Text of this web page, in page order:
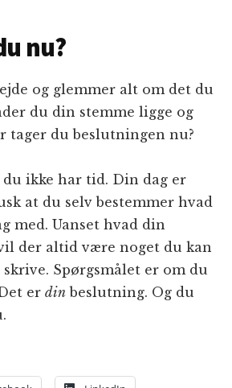
nu?
og glemmer alt om det du
du din stemme ligge og
tager du beslutningen nu?
ikke har tid. Din dag er
at du selv bestemmer hvad
med. Uanset hvad din
der altid være noget du kan
Spørgsmålet er om du
erdin beslutning. Og du